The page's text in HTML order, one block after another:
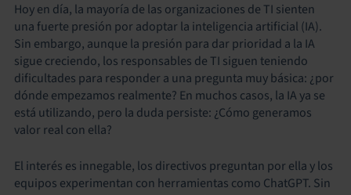
Hoy en día, la mayoría de las organizaciones de TI sienten
una fuerte presión por adoptar la inteligencia artificial (IA).
Sin embargo, aunque la presión para dar prioridad a la IA
sigue creciendo, los responsables de TI siguen teniendo
dificultades para responder a una pregunta muy básica: ¿por
dónde empezamos realmente? En muchos casos, la IA ya se
está utilizando, pero la duda persiste: ¿Cómo generamos
valor real con ella?
El interés es innegable, los directivos preguntan por ella y los
equipos experimentan con herramientas como ChatGPT. Sin